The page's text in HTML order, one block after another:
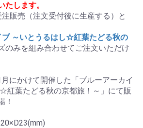
たします。
販売（注文受付後に生産する）と
ブ ～いとうるはし☆紅葉たどる秋の
のみを組み合わせてご注文いただけ
にかけて開催した「ブルーアーカイ
紅葉たどる秋の京都旅！～」にて販
！